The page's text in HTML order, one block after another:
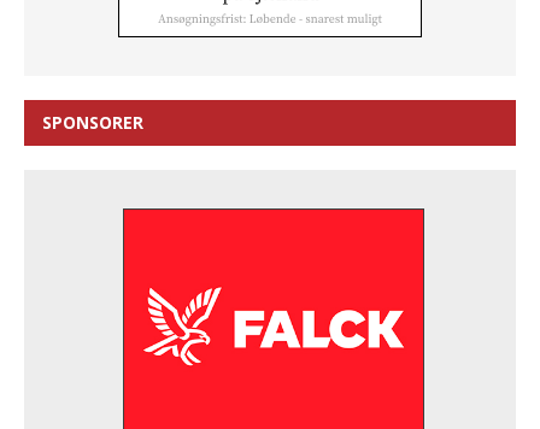
SPONSORER